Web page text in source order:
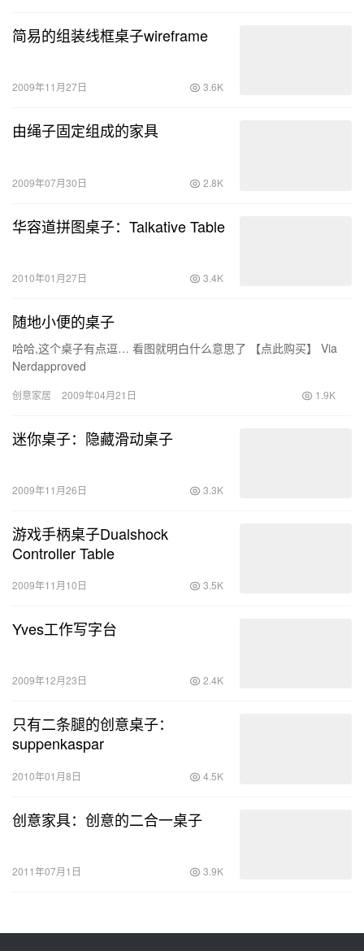
简易的组装线框桌子wireframe
2009年11月27日 3.6K
由绳子固定组成的家具
2009年07月30日 2.8K
华容道拼图桌子：Talkative Table
2010年01月27日 3.4K
随地小便的桌子
哈哈,这个桌子有点逗… 看图就明白什么意思了 【点此购买】 Via
Nerdapproved
创意家居 2009年04月21日 1.9K
迷你桌子：隐藏滑动桌子
2009年11月26日 3.3K
游戏手柄桌子Dualshock
Controller Table
2009年11月10日 3.5K
Yves工作写字台
2009年12月23日 2.4K
只有二条腿的创意桌子：
suppenkaspar
2010年01月8日 4.5K
创意家具：创意的二合一桌子
2011年07月1日 3.9K